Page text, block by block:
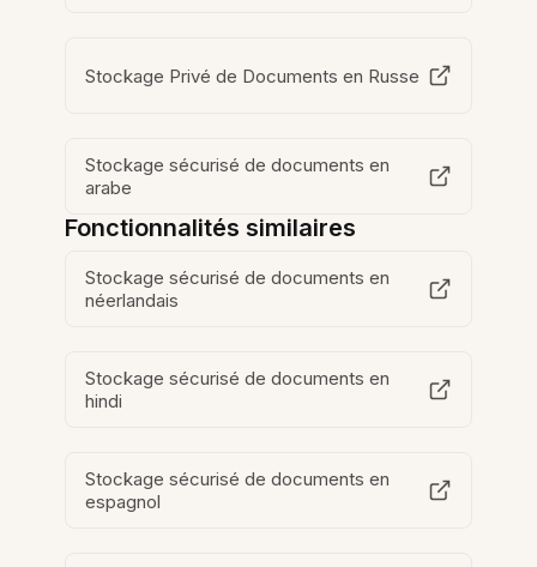
Stockage Privé de Documents en Russe
Stockage sécurisé de documents en
arabe
Fonctionnalités similaires
Stockage sécurisé de documents en
néerlandais
Stockage sécurisé de documents en
hindi
Stockage sécurisé de documents en
espagnol